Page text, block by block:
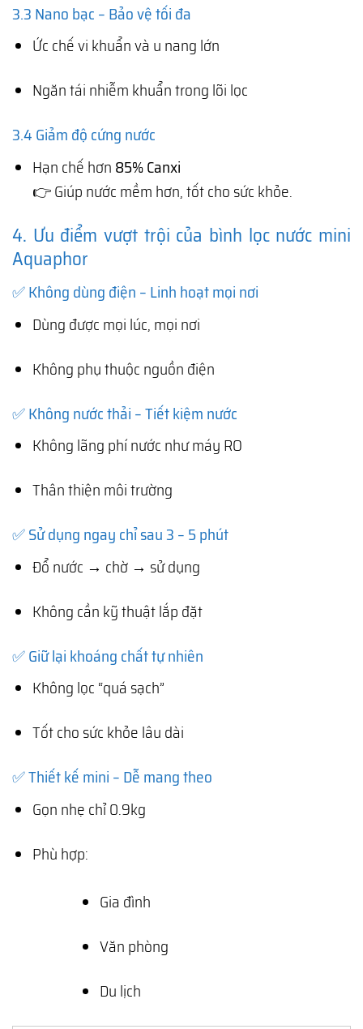
3.3 Nano bạc – Bảo vệ tối đa
Ức chế vi khuẩn và u nang lớn
Ngăn tái nhiễm khuẩn trong lõi lọc
3.4 Giảm độ cứng nước
Hạn chế hơn 85% Canxi
👉 Giúp nước mềm hơn, tốt cho sức khỏe.
4. Ưu điểm vượt trội của bình lọc nước mini
Aquaphor
✅ Không dùng điện – Linh hoạt mọi nơi
Dùng được mọi lúc, mọi nơi
Không phụ thuộc nguồn điện
✅ Không nước thải – Tiết kiệm nước
Không lãng phí nước như máy RO
Thân thiện môi trường
✅ Sử dụng ngay chỉ sau 3 – 5 phút
Đổ nước → chờ → sử dụng
Không cần kỹ thuật lắp đặt
✅ Giữ lại khoáng chất tự nhiên
Không lọc “quá sạch”
Tốt cho sức khỏe lâu dài
✅ Thiết kế mini – Dễ mang theo
Gọn nhẹ chỉ 0.9kg
Phù hợp:
Gia đình
Văn phòng
Du lịch